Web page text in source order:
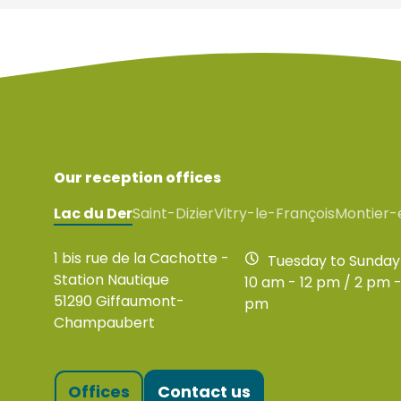
Our reception offices
Lac du DerSaint-DizierVitry-le-François
1 bis rue de la Cachotte -
Station Nautique
51290 Giffaumont-
Champaubert
Tuesday to Sunday
10 am - 12 pm / 2 pm
pm
Offices Contact us